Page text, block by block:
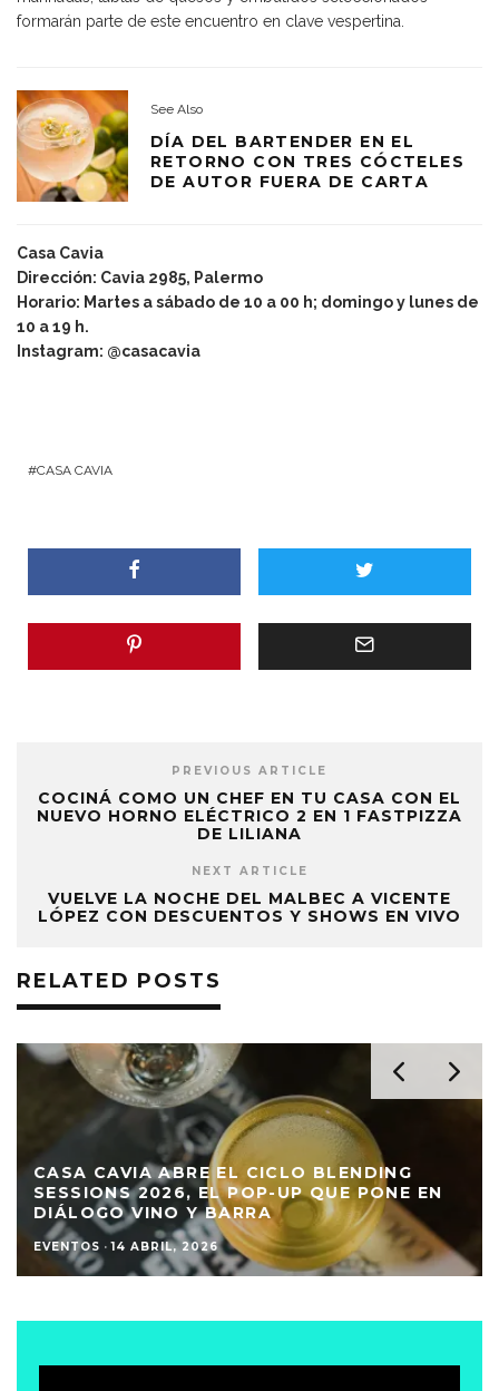
formarán parte de este encuentro en clave vespertina.
See Also
DÍA DEL BARTENDER EN EL
RETORNO CON TRES CÓCTELES
DE AUTOR FUERA DE CARTA
Casa Cavia
Dirección: Cavia 2985, Palermo
Horario: Martes a sábado de 10 a 00 h; domingo y lunes de
10 a 19 h.
Instagram: @casacavia
CASA CAVIA
PREVIOUS ARTICLE
COCINÁ COMO UN CHEF EN TU CASA CON EL
NUEVO HORNO ELÉCTRICO 2 EN 1 FASTPIZZA
DE LILIANA
NEXT ARTICLE
VUELVE LA NOCHE DEL MALBEC A VICENTE
LÓPEZ CON DESCUENTOS Y SHOWS EN VIVO
RELATED POSTS
CASA CAVIA ABRE EL CICLO BLENDING
SESSIONS 2026, EL POP-UP QUE PONE EN
DIÁLOGO VINO Y BARRA
EVENTOS · 14 ABRIL, 2026